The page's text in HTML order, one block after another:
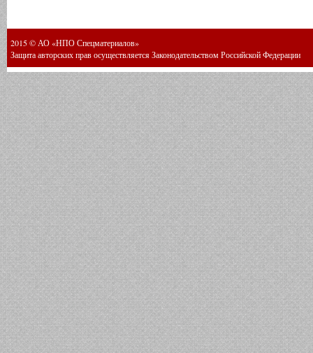
2015 © АО «НПО Спецматериалов»
Защита авторских прав осуществляется Законодательством Российской Федерации